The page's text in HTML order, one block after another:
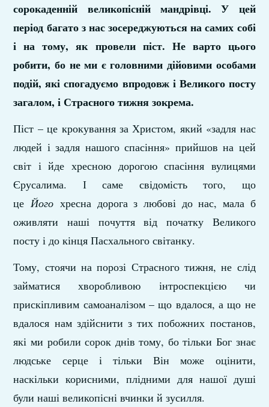
сорокаденній великопісній мандрівці. У цей
період багато з нас зосереджуються на самих собі
і на тому, як провели піст. Не варто цього
робити, бо не ми є головними дійовими особами
подій, які спогадуємо впродовж і Великого посту
загалом, і Страсного тижня зокрема.
Піст – це крокування за Христом, який «задля нас
людей і задля нашого спасіння» прийшов на цей
світ і йде хресною дорогою спасіння вулицями
Єрусалима. І саме свідомість того, що
цеЙого хресна дорога з любові до нас, мала б
оживляти наші почуття від початку Великого
посту і до кінця Пасхального світанку.
Тому, стоячи на порозі Страсного тижня, не слід
займатися хворобливою інтроспекцією чи
прискіпливим самоаналізом – що вдалося, а що не
вдалося нам здійснити з тих побожних постанов,
які ми робили сорок днів тому, бо тільки Бог знає
людське серце і тільки Він може оцінити,
наскільки корисними, плідними для нашої душі
були наші великопісні вчинки й зусилля.